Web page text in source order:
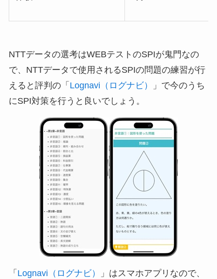
NTTデータの選考はWEBテストのSPIが鬼門なの
で、NTTデータで使用されるSPIの問題の練習が行
えると評判の「 Lognavi（ログナビ）
」で今のうち
にSPI対策を行うと良いでしょう。
「 Lognavi（ログナビ）
」はスマホアプリなので、